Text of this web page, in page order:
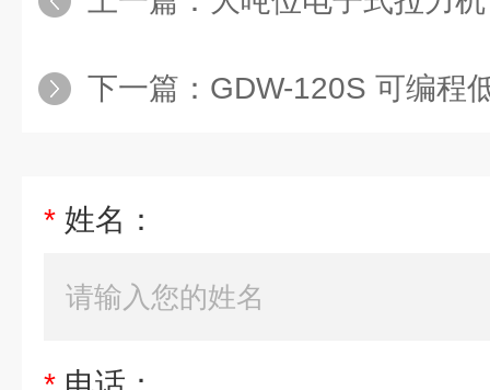
下一篇： GDW-120S 可编程
* 姓名：